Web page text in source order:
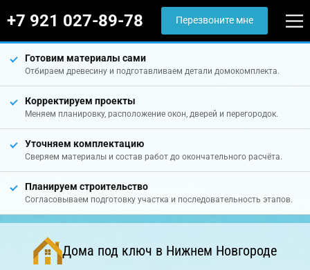
+7 921 027-89-78 Перезвоните мне
Готовим материалы сами
Отбираем древесину и подготавливаем детали домокомплекта.
Корректируем проекты
Меняем планировку, расположение окон, дверей и перегородок.
Уточняем комплектацию
Сверяем материалы и состав работ до окончательного расчёта.
Планируем строительство
Согласовываем подготовку участка и последовательность этапов.
Дома под ключ в Нижнем Новгороде